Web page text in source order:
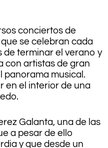
conciertos de
se celebran cada
de terminar el verano y
con artistas de gran
musical.
en el interior de una
Galanta, una de las
a pesar de ello
y que desde un